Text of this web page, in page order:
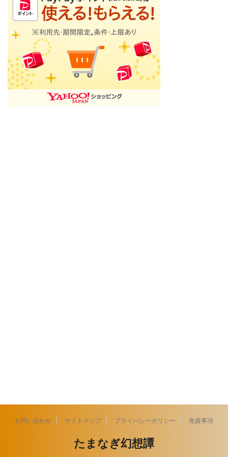
お問い合わせ サイトマップ プライバシーポリシー 免責事項
たまなぎ幻想譚